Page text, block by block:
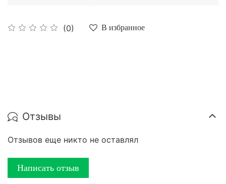
(0) В избранное
Отзывы
Отзывов еще никто не оставлял
Написать отзыв